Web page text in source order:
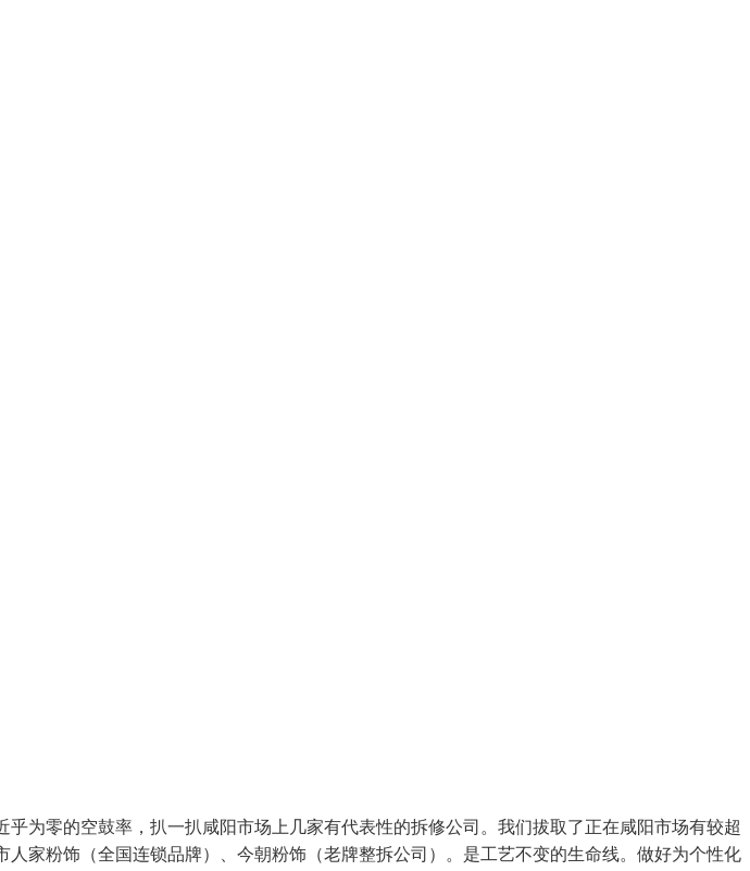
零的空鼓率，扒一扒咸阳市场上几家有代表性的拆修公司。我们拔取了正在咸阳市场有较超
家粉饰（全国连锁品牌）、今朝粉饰（老牌整拆公司）。是工艺不变的生命线。做好为个性化